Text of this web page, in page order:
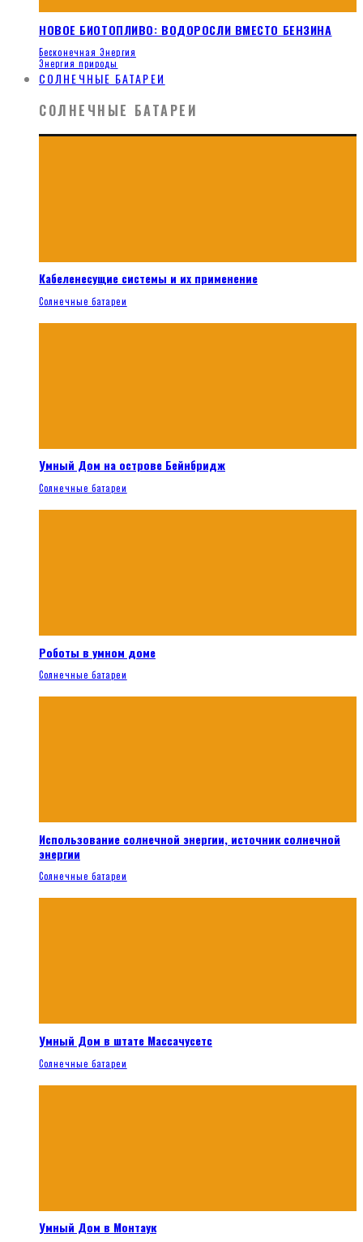
НОВОЕ БИОТОПЛИВО: ВОДОРОСЛИ ВМЕСТО БЕНЗИНА
Бесконечная Энергия
Энергия природы
СОЛНЕЧНЫЕ БАТАРЕИ
СОЛНЕЧНЫЕ БАТАРЕИ
Кабеленесущие системы и их применение
Солнечные батареи
Умный Дом на острове Бейнбридж
Солнечные батареи
Роботы в умном доме
Солнечные батареи
Использование солнечной энергии, источник солнечной
энергии
Солнечные батареи
Умный Дом в штате Массачусетс
Солнечные батареи
Умный Дом в Монтаук